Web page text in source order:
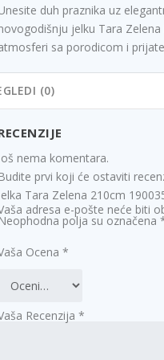
duh praznika uz
jelku Tara
sa porodicom i
(0)
nema komentara.
prvi koji će ostaviti
Tara Zelena 210cm
adresa e-pošte neće biti
polja su označena
Ocena*
Recenzija*